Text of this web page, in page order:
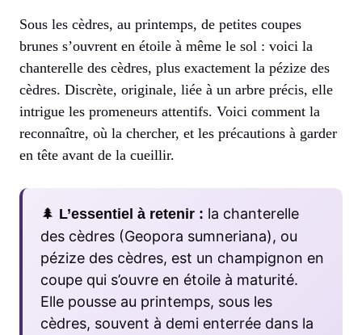
Sous les cèdres, au printemps, de petites coupes
brunes s’ouvrent en étoile à même le sol : voici la
chanterelle des cèdres, plus exactement la pézize des
cèdres. Discrète, originale, liée à un arbre précis, elle
intrigue les promeneurs attentifs. Voici comment la
reconnaître, où la chercher, et les précautions à garder
en tête avant de la cueillir.
🌲 L’essentiel à retenir : la chanterelle
des cèdres (Geopora sumneriana), ou
pézize des cèdres, est un champignon en
coupe qui s’ouvre en étoile à maturité.
Elle pousse au printemps, sous les
cèdres, souvent à demi enterrée dans la